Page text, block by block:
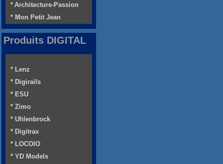
* Architecture-Passion
* Mon Petit Jean
Produits DIGITAL
* Lenz
* Digirails
* ESU
* Zimo
* Uhlenbrock
* Digitrax
* LOCOIO
* YD Models